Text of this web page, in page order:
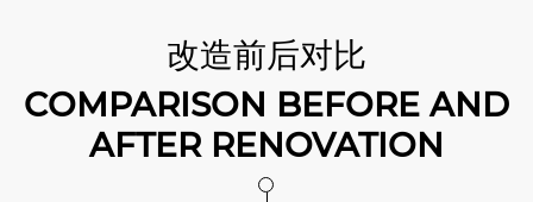
改造前后对比
COMPARISON BEFORE AND
AFTER RENOVATION